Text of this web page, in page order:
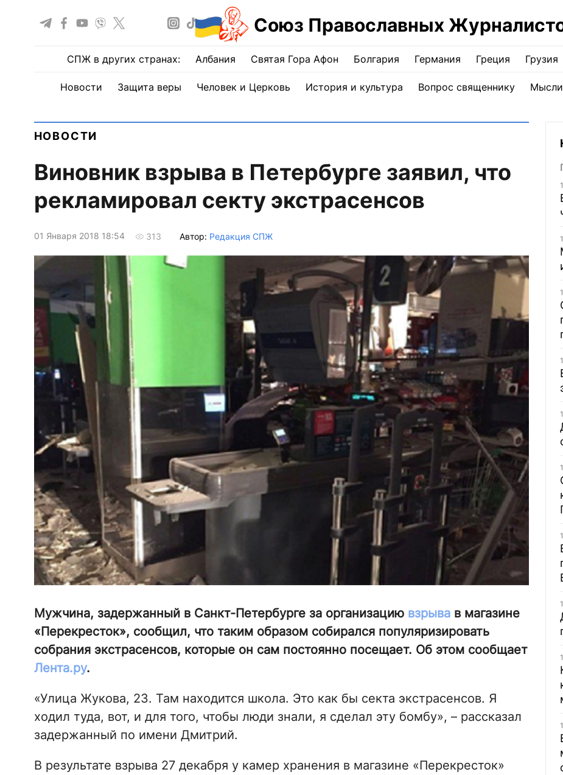
Союз Православных
СПЖ в других странах: Албания Святая Гора Афон Болгария Германия Греция Грузия
Новости Защита веры Человек и Церковь История и культура Вопрос священнику Мысли
НОВОСТИ
Виновник взрыва в Петербурге заявил, что
рекламировал секту экстрасенсов
01 Января 2018 18:54 313 Автор: Редакция СПЖ
Мужчина, задержанный в Санкт-Петербурге за организацию взрывав магазине
«Перекресток», сообщил, что таким образом собирался популяризировать
собрания экстрасенсов, которые он сам постоянно посещает. Об этом сообщает
Лента.ру.
«Улица Жукова, 23. Там находится школа. Это как бы секта экстрасенсов. Я
ходил туда, вот, и для того, чтобы люди знали, я сделал эту бомбу», – рассказал
задержанный по имени Дмитрий.
В результате взрыва 27 декабря у камер хранения в магазине «Перекресток»